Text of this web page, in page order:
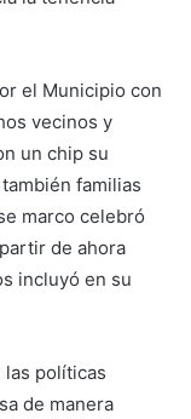
el Municipio con
vecinos y
un chip su
familias
marco celebró
de ahora
incluyó en su
políticas
de manera